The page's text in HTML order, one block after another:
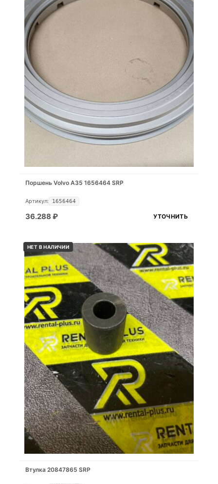
Поршень Volvo A35 1656464 SRP
Артикул: 1656464
36.288 ₽ УТОЧНИТЬ
НЕТ В НАЛИЧИИ
Втулка 20847865 SRP